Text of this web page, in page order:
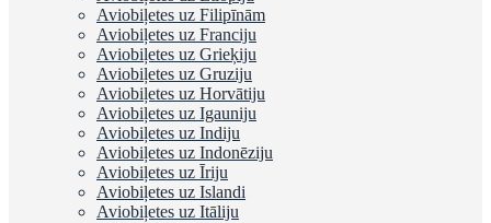
Aviobiļetes uz Filipīnām
Aviobiļetes uz Franciju
Aviobiļetes uz Grieķiju
Aviobiļetes uz Gruziju
Aviobiļetes uz Horvātiju
Aviobiļetes uz Igauniju
Aviobiļetes uz Indiju
Aviobiļetes uz Indonēziju
Aviobiļetes uz Īriju
Aviobiļetes uz Islandi
Aviobiļetes uz Itāliju